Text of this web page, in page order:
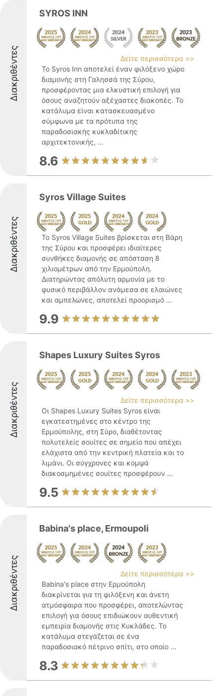
Διακριθέντες
SYROS INN
Δείτε περισσότερα >>
Το Syros Inn αποτελεί έναν φιλόξενο χώρο
διαμονής στη Γαλησσά της Σύρου,
προσφέροντας μια ελκυστική επιλογή για
όσους αναζητούν αξέχαστες διακοπές. Το
κατάλυμα είναι κατασκευασμένο
σύμφωνα με τα πρότυπα της
παραδοσιακής κυκλαδίτικης
αρχιτεκτονικής, ...
8.6
Διακριθέντες
Syros Village Suites
Το Syros Village Suites βρίσκεται στη Βάρη
της Σύρου και προσφέρει ιδιαίτερες
συνθήκες διαμονής σε απόσταση 8
χιλιομέτρων από την Ερμούπολη.
Διατηρώντας απόλυτη αρμονία με το
φυσικό περιβάλλον ανάμεσα σε ελαιώνες
και αμπελώνες, αποτελεί προορισμό ...
9.9
Διακριθέντες
Shapes Luxury Suites Syros
Δείτε περισσότερα >>
Οι Shapes Luxury Suites Syros είναι
εγκατεστημένες στο κέντρο της
Ερμούπολης, στη Σύρο, διαθέτοντας
πολυτελείς σουίτες σε σημείο που απέχει
ελάχιστα από την κεντρική πλατεία και το
λιμάνι. Οι σύγχρονες και κομψά
διακοσμημένες σουίτες προσφέρουν ...
9.5
Διακριθέντες
Babina's place, Ermoupoli
Δείτε περισσότερα >>
Babina's place στην Ερμούπολη
διακρίνεται για τη φιλόξενη και άνετη
ατμόσφαιρα που προσφέρει, αποτελώντας
επιλογή για όσους επιδιώκουν αυθεντική
εμπειρία διαμονής στις Κυκλάδες. Το
κατάλυμα στεγάζεται σε ένα
παραδοσιακό πέτρινο σπίτι, στο οποίο ...
8.3